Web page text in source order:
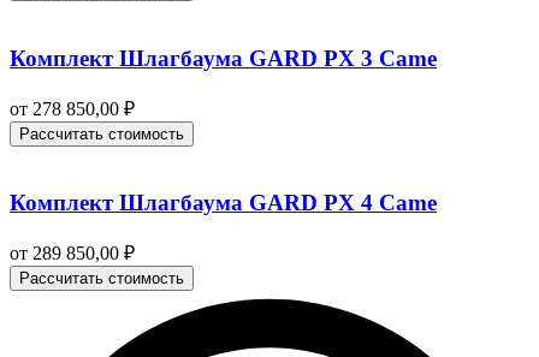
Комплект Шлагбаума GARD PX 3 Came
от 278 850,00 ₽
Рассчитать стоимость
Комплект Шлагбаума GARD PX 4 Came
от 289 850,00 ₽
Рассчитать стоимость